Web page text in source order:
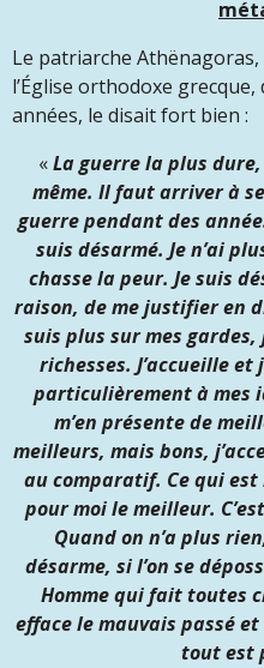
Le patriarche
l’Église orthodoxe grecque,
années, le disait fort bien :
«La guerre la plus
même. Il faut arriver à
guerre pendant des
suis désarmé. Je n’ai
chasse la peur. Je suis
raison, de me justifier en
suis plus sur mes
richesses. J’accueille
particulièrement à mes
m’en présente de
meilleurs, mais bons,
au comparatif. Ce qui
pour moi le meilleur.
Quand on n’a plus
désarme, si l’on se
Homme qui fait toutes
efface le mauvais passé
tout est